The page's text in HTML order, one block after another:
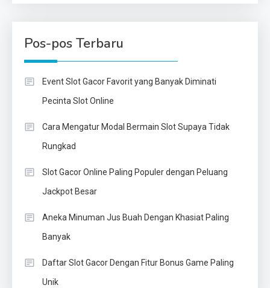
Pos-pos Terbaru
Event Slot Gacor Favorit yang Banyak Diminati
Pecinta Slot Online
Cara Mengatur Modal Bermain Slot Supaya Tidak
Rungkad
Slot Gacor Online Paling Populer dengan Peluang
Jackpot Besar
Aneka Minuman Jus Buah Dengan Khasiat Paling
Banyak
Daftar Slot Gacor Dengan Fitur Bonus Game Paling
Unik